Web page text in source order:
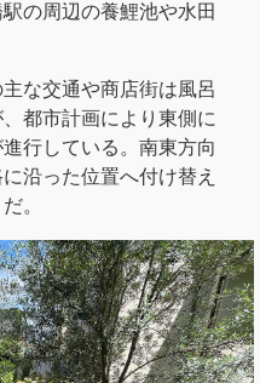
の周辺の養鯉池や水田
な交通や商店街は風呂
都市計画により東側に
行している。南東方向
沿った位置へ付け替え
。